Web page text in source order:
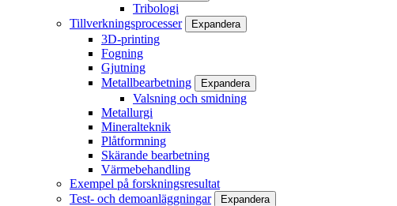
Tribologi
Tillverkningsprocesser
Expandera
3D-printing
Fogning
Gjutning
Metallbearbetning
Expandera
Valsning och smidning
Metallurgi
Mineralteknik
Plåtformning
Skärande bearbetning
Värmebehandling
Exempel på forskningsresultat
Test- och demoanläggningar
Expandera